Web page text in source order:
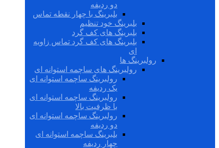
دو ردیفه
بلبرینگ با چهار نقطه تماس
بلبرینگ خود تنظیم
بلبرینگ های کف گرد
بلبرینگ های کف گرد تماس زاویه
ای
رولبرینگ ها
رولبرینگ های ساچمه استوانه ای
رولبرینگ ساچمه استوانه ای
یک ردیفه
رولبرینگ ساچمه استوانه ای
با ظرفیت بالا
رولبرینگ ساچمه استوانه ای
دو ردیفه
بلبرینگ ساچمه استوانه ای
چهار ردیفه